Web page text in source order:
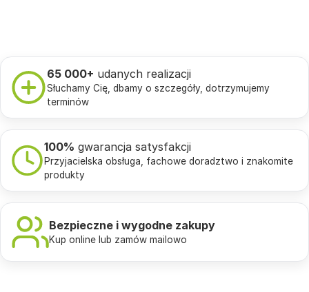
65 000+ udanych realizacji
Słuchamy Cię, dbamy o szczegóły, dotrzymujemy
terminów
100% gwarancja satysfakcji
Przyjacielska obsługa, fachowe doradztwo i znakomite
produkty
Bezpieczne i wygodne zakupy
Kup online lub zamów mailowo